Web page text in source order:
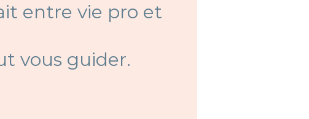
entre vie pro et
vous guider.